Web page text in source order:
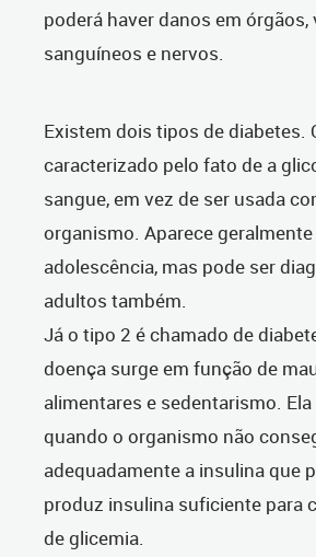
poderá haver danos em órgãos,
sanguíneos e nervos.
Existem dois tipos de diabetes.
caracterizado pelo fato de a
sangue, em vez de ser usada
organismo. Aparece
adolescência, mas pode ser
adultos também.
Já o tipo 2 é chamado de
doença surge em função de
alimentares e sedentarismo.
quando o organismo não
adequadamente a insulina que
produz insulina suficiente para
de glicemia.